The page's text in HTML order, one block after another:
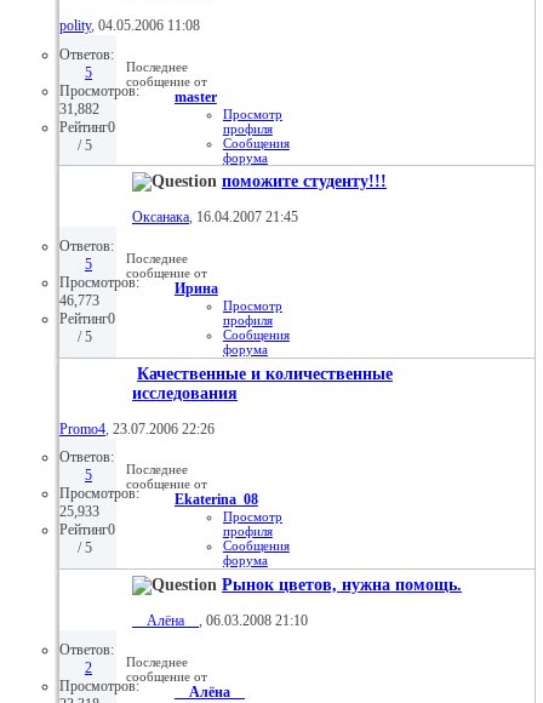
polity, 04.05.2006 11:08
Ответов:
5
Просмотров:
31,882
Рейтинг0
/ 5
Последнее
сообщение от
master
Просмотр
профиля
Сообщения
форума
статей
15:35
поможите студенту!!!
Оксанака, 16.04.2007 21:45
Ответов:
5
Просмотров:
46,773
Рейтинг0
/ 5
Последнее
сообщение от
Иринa
Просмотр
профиля
Сообщения
форума
Личное
сообщение
Просмотр
04.08.2008,
17:59
Качественные и количественные
исследования
Promo4 , 23.07.2006 22:26
Ответов:
5
Просмотров:
25,933
Рейтинг0
/ 5
Последнее
сообщение от
Ekaterina_08
Просмотр
профиля
Сообщения
форума
Просмотр
статей
15:46
Рынок цветов, нужна помощь.
__Алёна__ , 06.03.2008 21:10
Ответов:
2
Просмотров:
Последнее
сообщение от
__Алёна__